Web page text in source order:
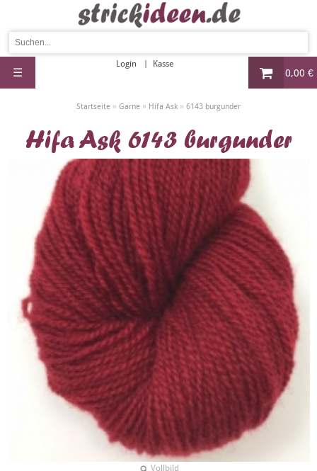
0,00 €
Login Kasse
☰
Startseite » Garne » Hifa Ask » 6143 burgunder
Hifa Ask 6143 burgunder
Vollbild